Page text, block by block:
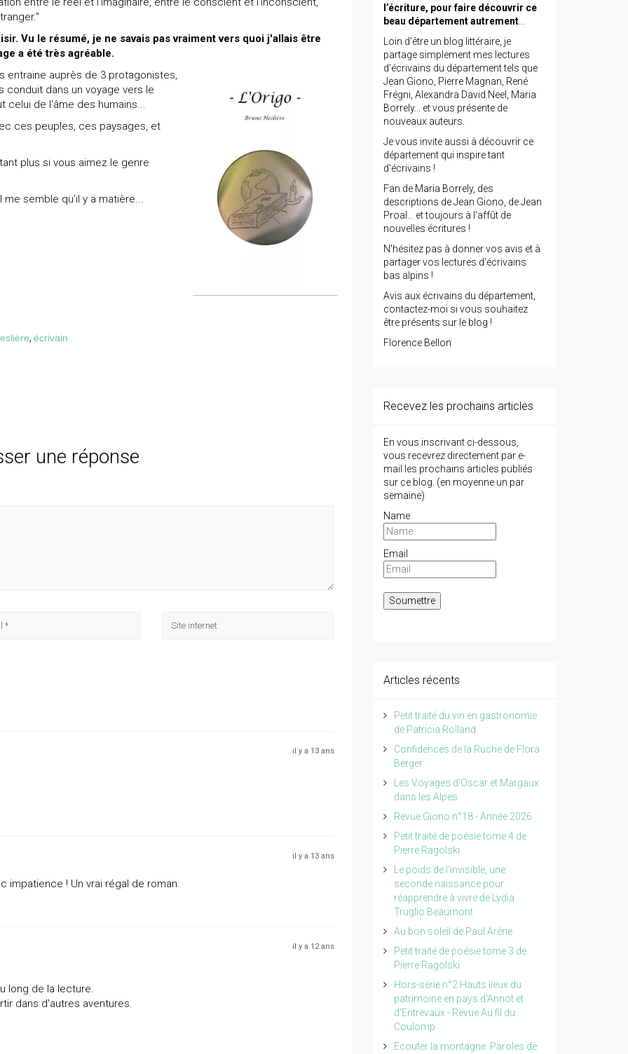
Vu le résumé, je ne savais pas vraiment vers quoi j'allais être
a été très agréable.
entraine auprès de 3 protagonistes,
conduit dans un voyage vers le
celui de l'âme des humains...
ces peuples, ces paysages, et
plus si vous aimez le genre
me semble qu'il y a matière...
, écrivain
une réponse
il y a 13 ans
il y a 13 ans
impatience ! Un vrai régal de roman.
il y a 12 ans
long de la lecture.
dans d'autres aventures.
l’écriture, pour faire découvrir ce
beau département autrement…
Loin d'être un blog littéraire, je
partage simplement mes lectures
d'écrivains du département tels que
Jean Giono, Pierre Magnan, René
Frégni, Alexandra David Neel, Maria
Borrely... et vous présente de
nouveaux auteurs.
Je vous invite aussi à découvrir ce
département qui inspire tant
d'écrivains !
Fan de Maria Borrely, des
descriptions de Jean Giono, de Jean
Proal... et toujours à l'affût de
nouvelles écritures !
N'hésitez pas à donner vos avis et à
partager vos lectures d'écrivains
bas alpins !
Avis aux écrivains du département,
contactez-moi si vous souhaitez
être présents sur le blog !
Florence Bellon
Recevez les prochains articles
En vous inscrivant ci-dessous,
vous recevrez directement par e-
mail les prochains articles publiés
sur ce blog. (en moyenne un par
semaine)
Name
Email
Articles récents
Petit traité du vin en gastronomie
de Patricia Rolland
Confidences de la Ruche de Flora
Berger
Les Voyages d'Oscar et Margaux
dans les Alpes
Revue Giono n°18 - Année 2026
Petit traité de poésie tome 4 de
Pierre Ragolski
Le poids de l'invisible, une
seconde naissance pour
réapprendre à vivre de Lydia
Truglio Beaumont
Au bon soleil de Paul Arène
Petit traité de poésie tome 3 de
Pierre Ragolski
Hors-série n°2 Hauts lieux du
patrimoine en pays d'Annot et
d'Entrevaux - Revue Au fil du
Coulomp
Ecouter la montagne. Paroles de